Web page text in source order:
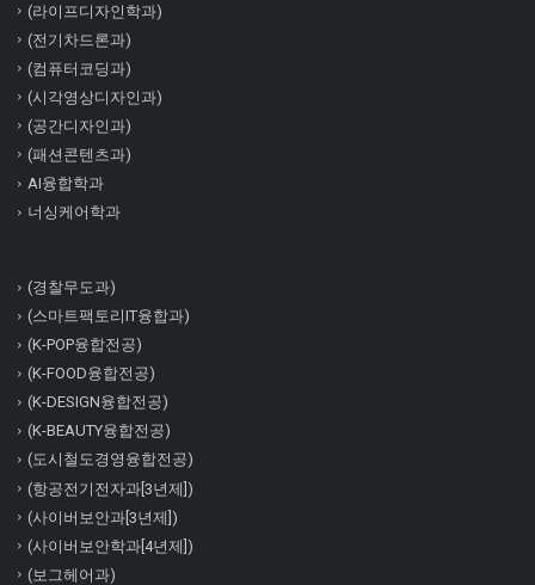
(라이프디자인학과)
(전기차드론과)
(컴퓨터코딩과)
(시각영상디자인과)
(공간디자인과)
(패션콘텐츠과)
AI융합학과
너싱케어학과
(경찰무도과)
(스마트팩토리IT융합과)
(K-POP융합전공)
(K-FOOD융합전공)
(K-DESIGN융합전공)
(K-BEAUTY융합전공)
(도시철도경영융합전공)
(항공전기전자과[3년제])
(사이버보안과[3년제])
(사이버보안학과[4년제])
(보그헤어과)